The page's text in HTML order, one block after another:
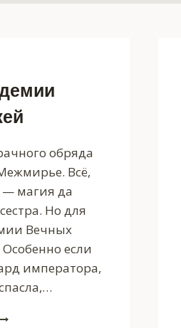
обряда
Всё,
— магия да
Но для
Вечных
если
императора,